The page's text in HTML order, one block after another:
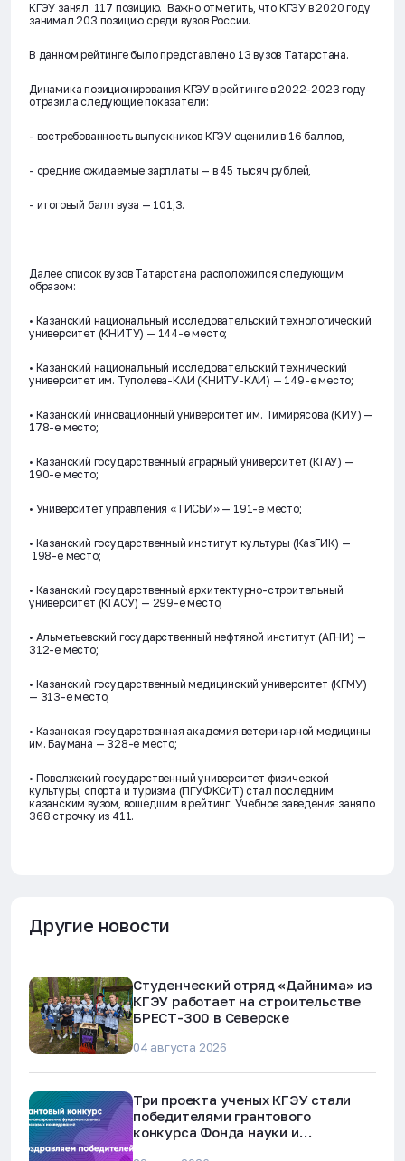
КГЭУ занял 117 позицию. Важно отметить, что КГЭУ в 2020 году
занимал 203 позицию среди вузов России.
В данном рейтинге было представлено 13 вузов Татарстана.
Динамика позиционирования КГЭУ в рейтинге в 2022-2023 году
отразила следующие показатели:
- востребованность выпускников КГЭУ оценили в 16 баллов,
- средние ожидаемые зарплаты — в 45 тысяч рублей,
- итоговый балл вуза — 101,3.
Далее список вузов Татарстана расположился следующим
образом:
• Казанский национальный исследовательский технологический
университет (КНИТУ) — 144-е место;
• Казанский национальный исследовательский технический
университет им. Туполева-КАИ (КНИТУ-КАИ) — 149-е место;
• Казанский инновационный университет им. Тимирясова (КИУ) —
178-е место;
• Казанский государственный аграрный университет (КГАУ) —
190-е место;
• Университет управления «ТИСБИ» — 191-е место;
• Казанский государственный институт культуры (КазГИК) —
198-е место;
• Казанский государственный архитектурно-строительный
университет (КГАСУ) — 299-е место;
• Альметьевский государственный нефтяной институт (АГНИ) —
312-е место;
• Казанский государственный медицинский университет (КГМУ)
— 313-е место;
• Казанская государственная академия ветеринарной медицины
им. Баумана — 328-е место;
• Поволжский государственный университет физической
культуры, спорта и туризма (ПГУФКСиТ) стал последним
казанским вузом, вошедшим в рейтинг. Учебное заведения заняло
368 строчку из 411.
Другие новости
Студенческий отряд «Дайнима» из
КГЭУ работает на строительстве
БРЕСТ-300 в Северске
04 августа 2026
Три проекта ученых КГЭУ стали
победителями грантового
конкурса Фонда науки и